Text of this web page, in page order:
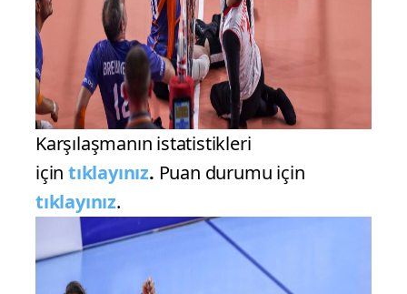
Karşılaşmanın istatistikleri
için tıklayınız. Puan durumu için
tıklayınız.